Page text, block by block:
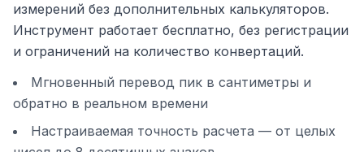
измерений без дополнительных калькуляторов.
Инструмент работает бесплатно, без регистрации
и ограничений на количество конвертаций.
Мгновенный перевод пик в сантиметры и
обратно в реальном времени
Настраиваемая точность расчета — от целых